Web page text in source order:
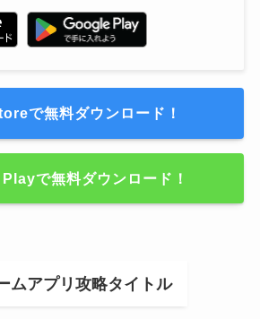
で無料ダウンロード！
で無料ダウンロード！
ムアプリ攻略タイトル